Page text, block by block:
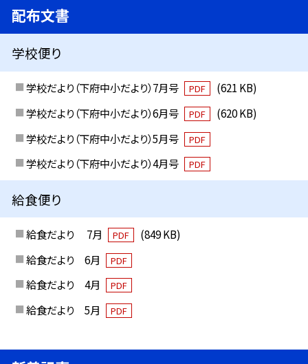
配布文書
学校便り
学校だより（下府中小だより）7月号 PDF
(621 KB)
学校だより（下府中小だより）6月号
PDF
(620 KB)
学校だより（下府中小だより）5月号
PDF
学校だより（下府中小だより）4月号 PDF
給食便り
給食だより 7月 PDF
(849 KB)
給食だより 6月
PDF
給食だより 4月 PDF
給食だより 5月 PDF